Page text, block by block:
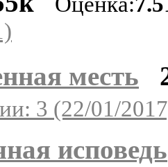
месть
3 (22/01/
исповедь